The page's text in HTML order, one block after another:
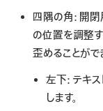
四隅の角: 開閉
の位置を調整
歪めることがで
左下: テキ
します。